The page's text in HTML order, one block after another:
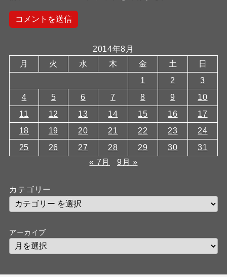
2014年8月
月
火 水 木 金 土
日
1
2
3
4
5 6 7 8 9
10
11
12 13 14 15 16
17
18
19 20 21 22 23
24
25
26 27 28 29 30
31
« 7月
9月 »
カテゴリー
アーカイブ